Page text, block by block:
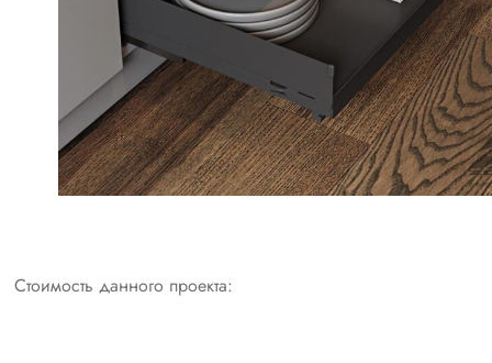
Стоимость данного проекта: